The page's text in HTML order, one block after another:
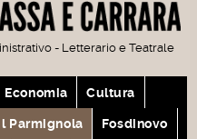
- Letterario e Teatrale
Economia Cultura
Parmignola Fosdinovo